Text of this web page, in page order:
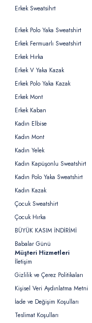
Erkek Sweatsihrt
Erkek Polo Yaka Sweatshirt
Erkek Fermuarlı Sweatshirt
Erkek Hırka
Erkek V Yaka Kazak
Erkek Polo Yaka Kazak
Erkek Mont
Erkek Kaban
Kadın Elbise
Kadın Mont
Kadın Yelek
Kadın Kapüşonlu Sweatshirt
Kadın Polo Yaka Sweatshirt
Kadın Kazak
Çocuk Sweatshirt
Çocuk Hırka
BÜYÜK KASIM İNDİRİMİ
Babalar Günü
Müşteri Hizmetleri
İletişim
Gizlilik ve Çerez Politikaları
Kişisel Veri Aydınlatma Metni
İade ve Değişim Koşulları
Teslimat Koşulları